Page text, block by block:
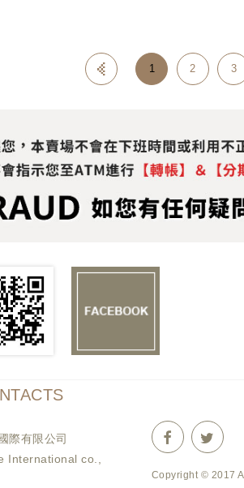
1 2 3
際有限公司
International co.,
Copyright © 2017